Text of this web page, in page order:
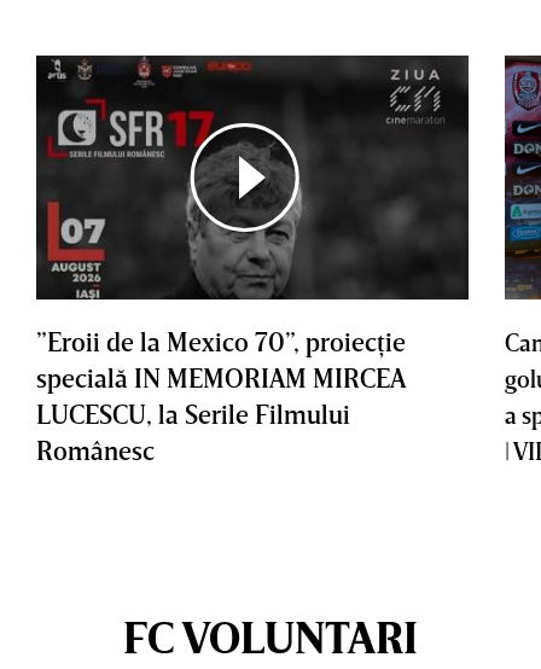
”Eroii de la Mexico 70”, proiecţie
specială IN MEMORIAM MIRCEA
LUCESCU, la Serile Filmului
Românesc
a
|
FC VOLUNTARI